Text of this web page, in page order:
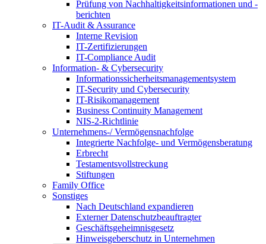
Prüfung von Nachhaltigkeitsinformationen und -
berichten
IT-Audit & Assurance
Interne Revision
IT-Zertifizierungen
IT-Compliance Audit
Information- & Cybersecurity
Informationssicherheitsmanagementsystem
IT-Security und Cybersecurity
IT-Risikomanagement
Business Continuity Management
NIS-2-Richtlinie
Unternehmens-/Vermögensnachfolge
Integrierte Nachfolge- und Vermögensberatung
Erbrecht
Testamentsvollstreckung
Stiftungen
Family Office
Sonstiges
Nach Deutschland expandieren
Externer Datenschutzbeauftragter
Geschäftsgeheimnisgesetz
Hinweisgeberschutz in Unternehmen